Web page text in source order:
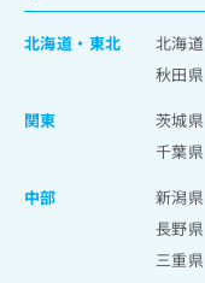
北海道 ・ 東北 北海道
秋田県
関東
茨城県
千葉県
中部
新潟県
長野県
三重県